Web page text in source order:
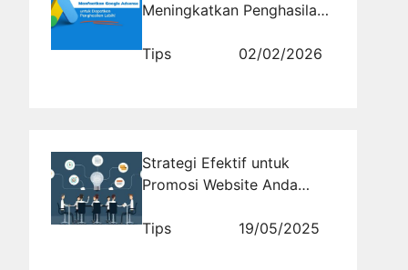
Meningkatkan Penghasilan
Kebijakan Google
Tips 02/02/2026
Strategi Efektif untuk
Promosi Website Anda
Tips
19/05/2025